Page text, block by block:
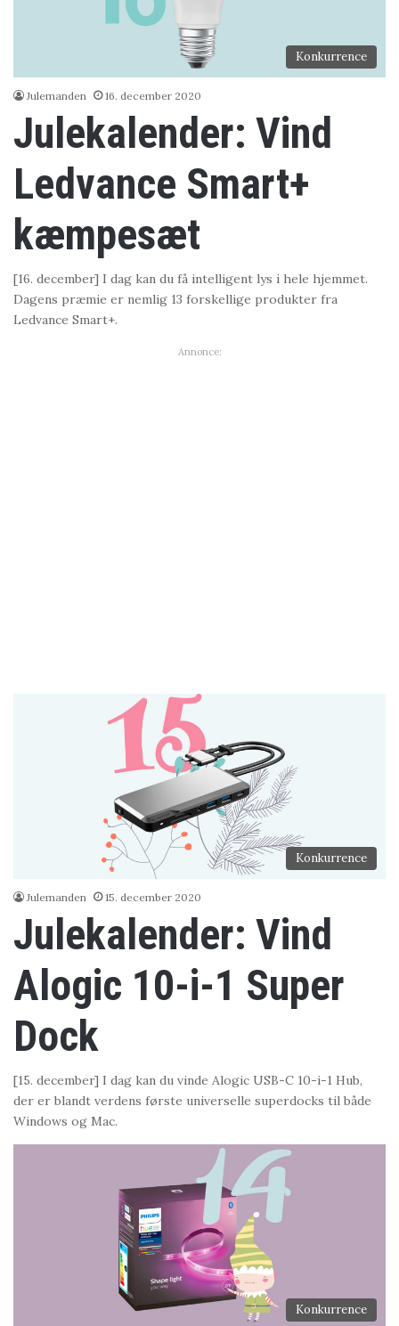
Konkurrence
Julemanden 16. december 2020
Julekalender: Vind
Ledvance Smart+
kæmpesæt
[16. december] I dag kan du få intelligent lys i hele hjemmet.
Dagens præmie er nemlig 13 forskellige produkter fra
Ledvance Smart+.
Annonce:
Konkurrence
Julemanden 15. december 2020
Julekalender: Vind
Alogic 10-i-1 Super
Dock
[15. december] I dag kan du vinde Alogic USB-C 10-i-1 Hub,
der er blandt verdens første universelle superdocks til både
Windows og Mac.
Konkurrence